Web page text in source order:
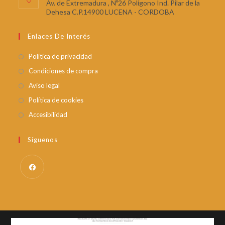
Av. de Extremadura , Nº26 Polígono Ind. Pilar de la
Dehesa C.P.14900 LUCENA - CORDOBA
Enlaces De Interés
Política de privacidad
Condiciones de compra
Aviso legal
Política de cookies
Accesibilidad
Síguenos